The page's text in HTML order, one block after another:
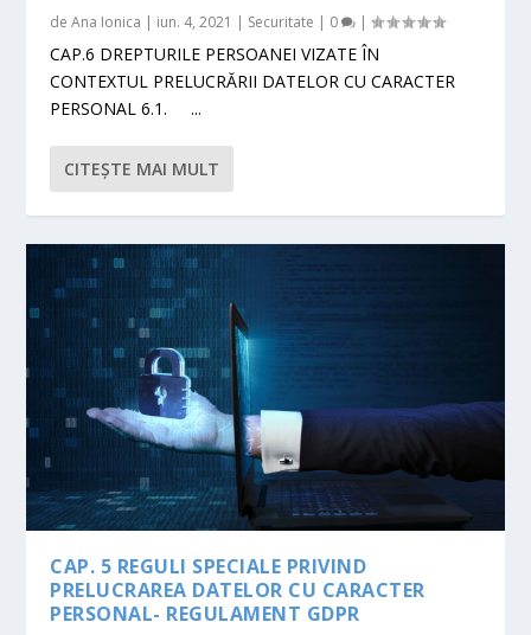
deAna Ionica | iun. 4, 2021 | Securitate | 0 |
CAP.6 DREPTURILE PERSOANEI VIZATE ÎN
CONTEXTUL PRELUCRĂRII DATELOR CU CARACTER
PERSONAL 6.1. ...
CITEŞTE MAI MULT
CAP. 5 REGULI SPECIALE PRIVIND
PRELUCRAREA DATELOR CU CARACTER
PERSONAL- REGULAMENT GDPR